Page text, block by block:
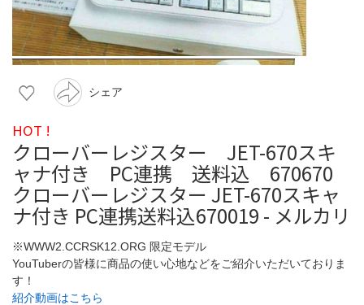
シェア
HOT !
クローバーレジスター JET-670スキ
ャナ付き PC連携 送料込 670670
クローバーレジスター JET-670スキャ
ナ付き PC連携送料込670019 - メルカリ
※WWW2.CCRSK12.ORG 限定モデル
YouTuberの皆様に商品の使い心地などをご紹介いただいておりま
す！
紹介動画はこちら